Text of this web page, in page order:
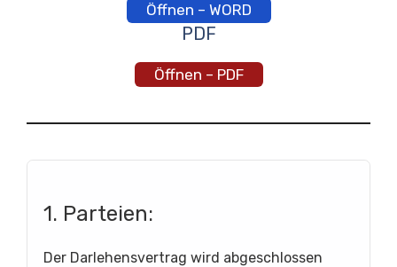
Öffnen – WORD
PDF
Öffnen – PDF
1. Parteien:
Der Darlehensvertrag wird abgeschlossen